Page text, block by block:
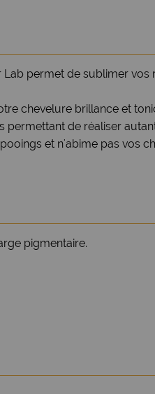
permet de sublimer
chevelure brillance et
de réaliser
et n'abime pas vos
pigmentaire.